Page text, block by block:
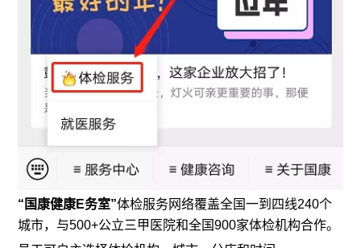
“国康健康E务室”体检服务网络覆盖全国一到四线240个
城市，与500+公立三甲医院和全国900家体检机构合作。